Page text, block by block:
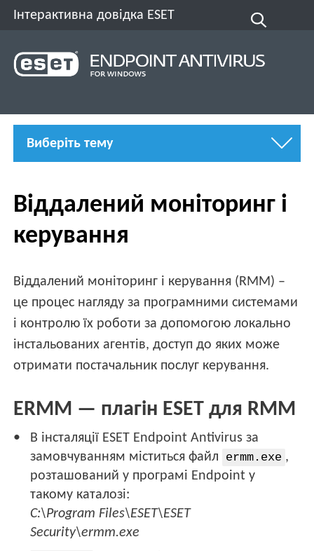
Інтерактивна довідка ESET
Виберіть тему
Віддалений моніторинг і
керування
Віддалений моніторинг і керування (RMM) –
це процес нагляду за програмними системами
і контролю їх роботи за допомогою локально
інстальованих агентів, доступ до яких може
отримати постачальник послуг керування.
ERMM — плагін ESET для RMM
В інсталяції ESET Endpoint Antivirus за
замовчуванням міститься файл
ermm.exe ,
розташований у програмі Endpoint у
такому каталозі:
C:\Program Files\ESET\ESET
Security\ermm.exe